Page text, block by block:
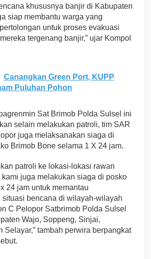
khususnya banjir di Kabupaten
siap membantu warga yang
untuk proses evakuasi
tergenang banjir,” ujar Kompol
Canangkan Green Port, KUPP
Puluhan Pohon
Sat Brimob Polda Sulsel ini
selain melakukan patroli, tim SAR
juga melaksanakan siaga di
Brimob Bone selama 1 X 24 jam.
patroli ke lokasi-lokasi rawan
kami juga melakukan siaga di posko
24 jam untuk memantau
situasi bencana di wilayah-wilayah
C Pelopor Satbrimob Polda Sulsel
Wajo, Soppeng, Sinjai,
Selayar,” tambah perwira berpangkat